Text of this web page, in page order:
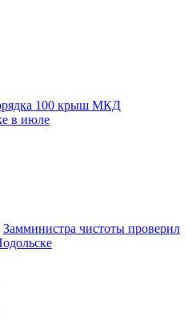
100 крыш МКД
в июле
Замминистра чистоты проверил